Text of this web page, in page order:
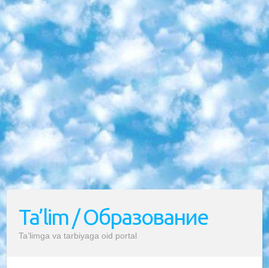
Ta’lim / Образование
Ta’limga va tarbiyaga oid portal